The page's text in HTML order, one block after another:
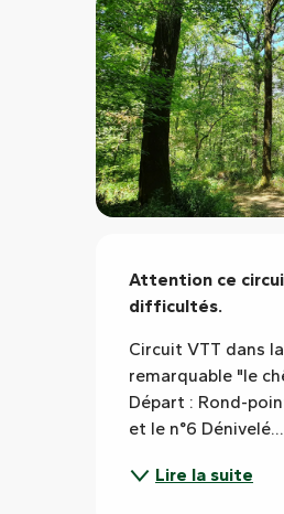
Description
Attention ce
difficultés.
Circuit VTT dans
remarquable "le
Départ : Rond-
et le n°6 Dénivelé...
Lire la suite